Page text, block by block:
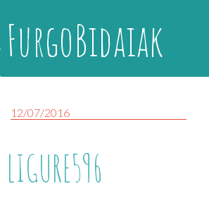
FurgoBidaiak
12/07/2016
LIGURE596